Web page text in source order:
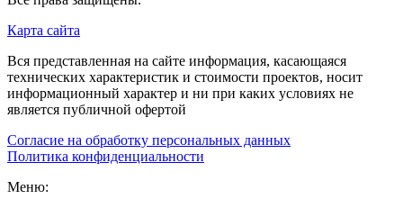
Карта сайта
Вся представленная на сайте информация, касающаяся
технических характеристик и стоимости проектов, носит
информационный характер и ни при каких условиях не
является публичной офертой
Согласие на обработку персональных данных
Политика конфиденциальности
Меню: